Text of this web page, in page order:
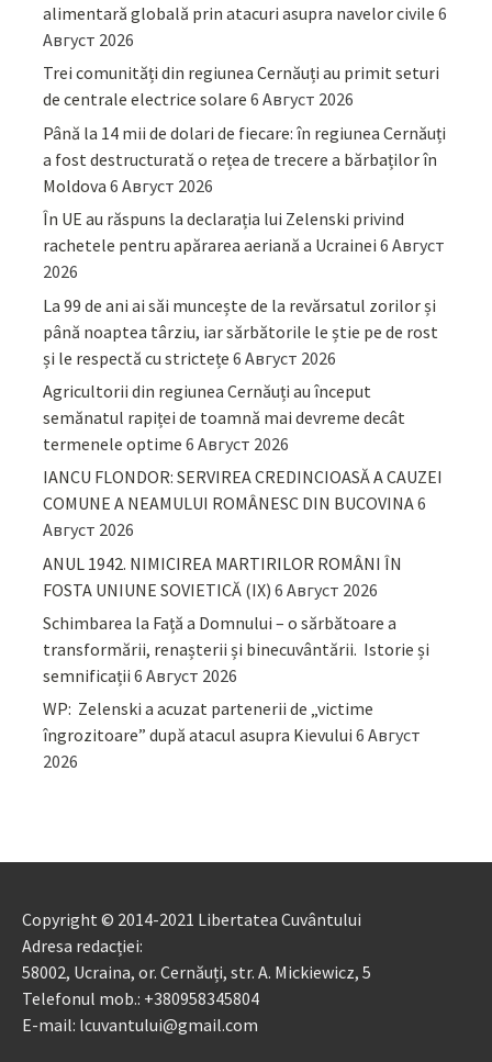
alimentară globală prin atacuri asupra navelor civile 6
Август 2026
Trei comunități din regiunea Cernăuți au primit seturi
de centrale electrice solare 6 Август 2026
Până la 14 mii de dolari de fiecare: în regiunea Cernăuți
a fost destructurată o rețea de trecere a bărbaților în
Moldova 6 Август 2026
În UE au răspuns la declarația lui Zelenski privind
rachetele pentru apărarea aeriană a Ucrainei 6 Август
2026
La 99 de ani ai săi muncește de la revărsatul zorilor și
până noaptea târziu, iar sărbătorile le știe pe de rost
și le respectă cu strictețe 6 Август 2026
Agricultorii din regiunea Cernăuți au început
semănatul rapiței de toamnă mai devreme decât
termenele optime 6 Август 2026
IANCU FLONDOR: SERVIREA CREDINCIOASĂ A CAUZEI
COMUNE A NEAMULUI ROMÂNESC DIN BUCOVINA6
Август 2026
ANUL 1942. NIMICIREA MARTIRILOR ROMÂNI ÎN
FOSTA UNIUNE SOVIETICĂ (IX) 6 Август 2026
Schimbarea la Față a Domnului – o sărbătoare a
transformării, renașterii și binecuvântării. Istorie și
semnificații 6 Август 2026
WP: Zelenski a acuzat partenerii de „victime
îngrozitoare” după atacul asupra Kievului 6 Август
2026
Copyright © 2014-2021 Libertatea Cuvântului
Adresa redacției:
58002, Ucraina, or. Cernăuți, str. A. Mickiewicz, 5
Telefonul mob.: +380958345804
E-mail: lcuvantului@gmail.com